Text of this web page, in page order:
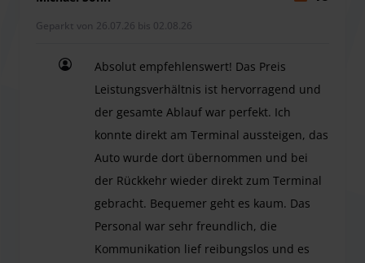
Geparkt von 26.07.26 bis 02.08.26
Absolut empfehlenswert! Das Preis
Leistungsverhältnis ist hervorragend und
der gesamte Ablauf war perfekt. Ich
konnte direkt am Terminal aussteigen, das
Auto wurde dort übernommen und bei
der Rückkehr wieder direkt zum Terminal
gebracht. Bequemer geht es kaum. Das
Personal war sehr freundlich, die
Kommunikation lief reibungslos und es